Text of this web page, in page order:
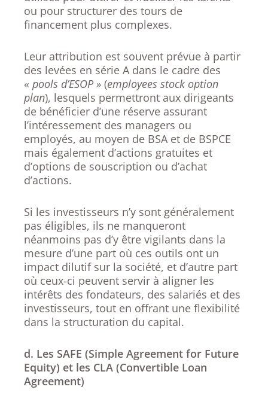
ou pour structurer des tours de
financement plus complexes.
Leur attribution est souvent prévue à partir
des levées en série A dans le cadre des
« pools d’ESOP » (employees stock option
plan), lesquels permettront aux dirigeants
de bénéficier d’une réserve assurant
l’intéressement des managers ou
employés, au moyen de BSA et de BSPCE
mais également d’actions gratuites et
d’options de souscription ou d’achat
d’actions.
Si les investisseurs n’y sont généralement
pas éligibles, ils ne manqueront
néanmoins pas d’y être vigilants dans la
mesure d’une part où ces outils ont un
impact dilutif sur la société, et d’autre part
où ceux-ci peuvent servir à aligner les
intérêts des fondateurs, des salariés et des
investisseurs, tout en offrant une flexibilité
dans la structuration du capital.
d. Les SAFE (Simple Agreement for Future
Equity) et les CLA (Convertible Loan
Agreement)